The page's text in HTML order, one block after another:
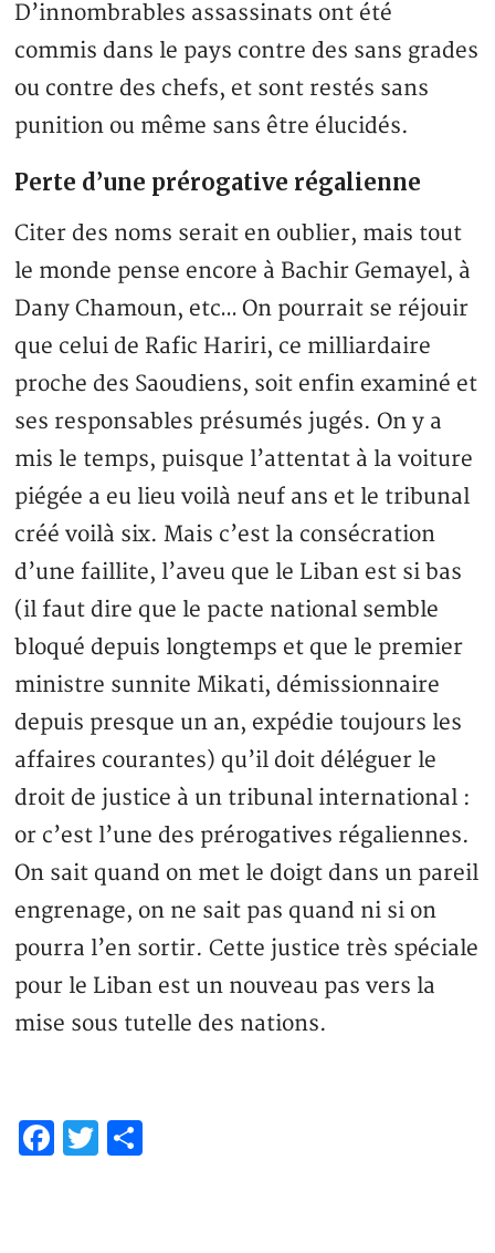
D’innombrables assassinats ont été
commis dans le pays contre des sans grades
ou contre des chefs, et sont restés sans
punition ou même sans être élucidés.
Perte d’une prérogative régalienne
Citer des noms serait en oublier, mais tout
le monde pense encore à Bachir Gemayel, à
Dany Chamoun, etc… On pourrait se réjouir
que celui de Rafic Hariri, ce milliardaire
proche des Saoudiens, soit enfin examiné et
ses responsables présumés jugés. On y a
mis le temps, puisque l’attentat à la voiture
piégée a eu lieu voilà neuf ans et le tribunal
créé voilà six. Mais c’est la consécration
d’une faillite, l’aveu que le Liban est si bas
(il faut dire que le pacte national semble
bloqué depuis longtemps et que le premier
ministre sunnite Mikati, démissionnaire
depuis presque un an, expédie toujours les
affaires courantes) qu’il doit déléguer le
droit de justice à un tribunal international :
or c’est l’une des prérogatives régaliennes.
On sait quand on met le doigt dans un pareil
engrenage, on ne sait pas quand ni si on
pourra l’en sortir. Cette justice très spéciale
pour le Liban est un nouveau pas vers la
mise sous tutelle des nations.
Facebook
Twitter